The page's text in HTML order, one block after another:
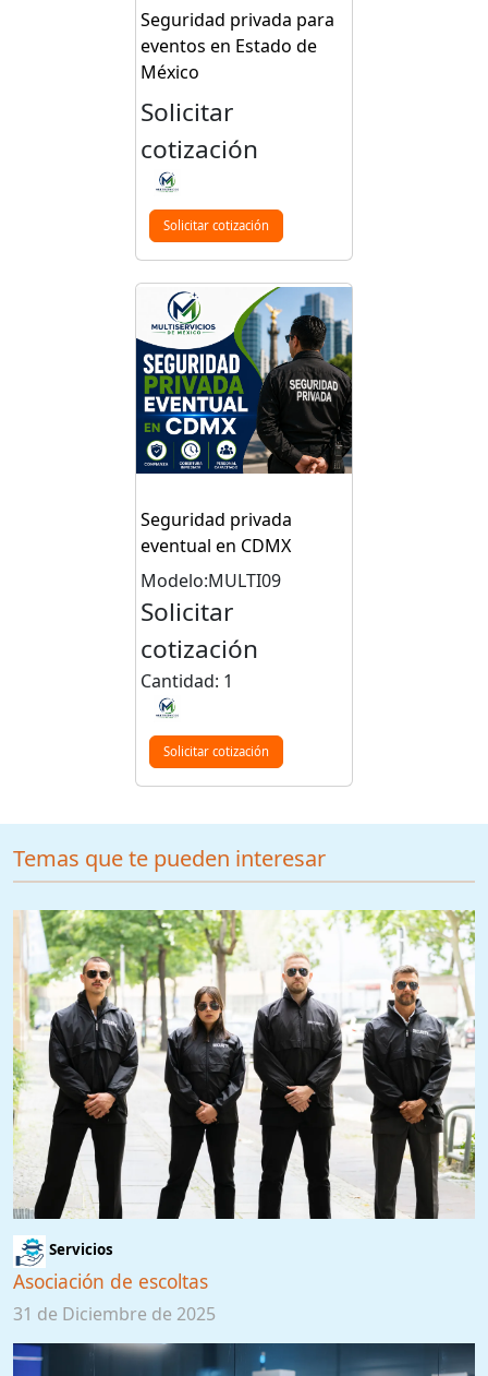
Seguridad privada para
eventos en Estado de
México
Solicitar
cotización
Solicitar cotización
Seguridad privada
eventual en CDMX
Modelo:MULTI09
Solicitar
cotización
Cantidad: 1
Solicitar cotización
Temas que te pueden interesar
Servicios
Asociación de escoltas
31 de Diciembre de 2025